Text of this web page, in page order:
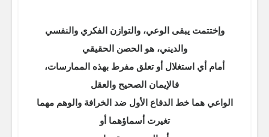
وإختتمت يبقى الوعي، والتوازن الفكري والنفسي
والديني، هو الحصن الحقيقي
أمام أي استغلال أو تعلق مفرط بهذه الممارسات،
فالإيمان الصحيح والعقل
الواعي هما خط الدفاع الأول ضد الخرافة والوهم مهما
تغيرت أسماؤهما أو